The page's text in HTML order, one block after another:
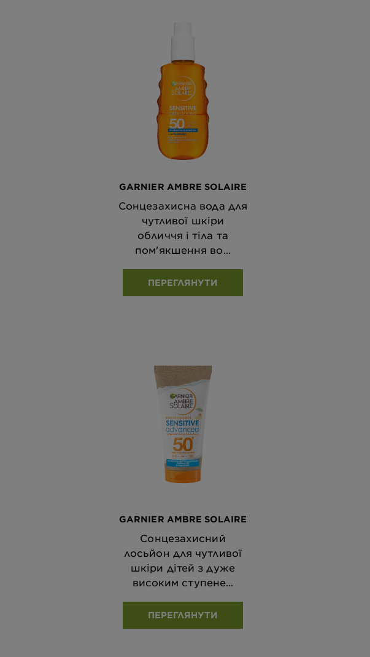
GARNIER AMBRE SOLAIRE
Сонцезахисна вода для
чутливої шкіри
обличчя і тіла та
пом'якшення во...
ПЕРЕГЛЯНУТИ
GARNIER AMBRE SOLAIRE
Сонцезахисний
лосьйон для чутливої
шкіри дітей з дуже
високим ступене...
ПЕРЕГЛЯНУТИ